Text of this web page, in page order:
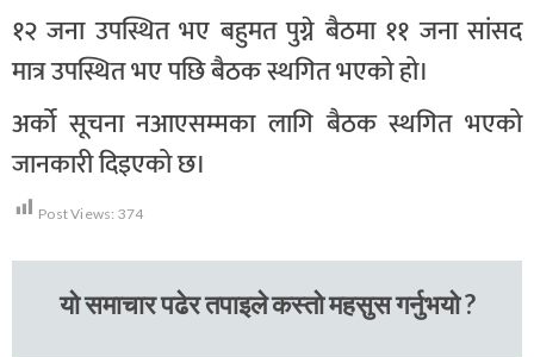
१२ जना उपस्थित भए बहुमत पुग्ने बैठमा ११ जना सांसद
मात्र उपस्थित भए पछि बैठक स्थगित भएको हो।
अर्को सूचना नआएसम्मका लागि बैठक स्थगित भएको
जानकारी दिइएको छ।
Post Views: 374
यो समाचार पढेर तपाइले कस्तो महसुस गर्नुभयो ?